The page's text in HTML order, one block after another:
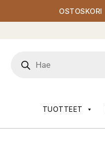
OSTOSKORI
search
TUOTTEET